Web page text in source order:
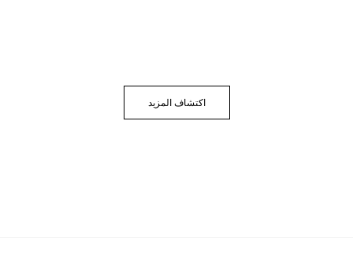
اكتشاف المزيد